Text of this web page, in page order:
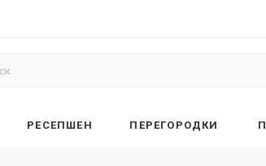
РЕСЕПШЕН ПЕРЕГОРОДКИ